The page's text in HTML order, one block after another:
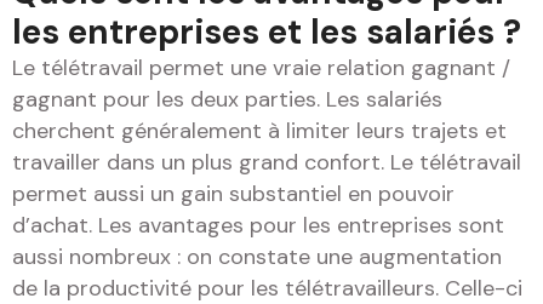
les entreprises et les salariés ?
Le télétravail permet une vraie relation gagnant /
gagnant pour les deux parties. Les salariés
cherchent généralement à limiter leurs trajets et
travailler dans un plus grand confort. Le télétravail
permet aussi un gain substantiel en pouvoir
d’achat. Les avantages pour les entreprises sont
aussi nombreux : on constate une augmentation
de la productivité pour les télétravailleurs. Celle-ci